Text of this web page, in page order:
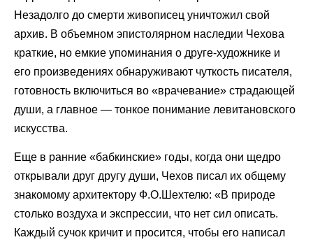
Незадолго до смерти живописец уничтожил свой
архив. В объемном эпистолярном наследии Чехова
краткие, но емкие упоминания о друге-художнике и
его произведениях обнаруживают чуткость писателя,
готовность включиться во «врачевание» страдающей
души, а главное — тонкое понимание левитановского
искусства.
Еще в ранние «бабкинские» годы, когда они щедро
открывали друг другу души, Чехов писал их общему
знакомому архитектору Ф.О.Шехтелю: «В природе
столько воздуха и экспрессии, что нет сил описать.
Каждый сучок кричит и просится, чтобы его написал